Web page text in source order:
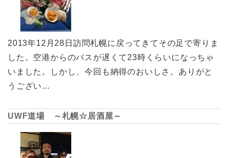
2013年12月28日訪問札幌に戻ってきてその足で寄りま
した。空港からのバスが遅くて23時くらいになっちゃ
いました。しかし、今回も納得のおいしさ。ありがと
うござい…
UWF道場 ～札幌☆居酒屋～